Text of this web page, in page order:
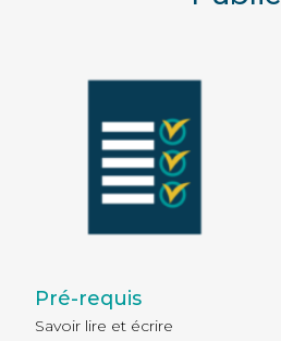
Pré-requis
Savoir lire et écrire